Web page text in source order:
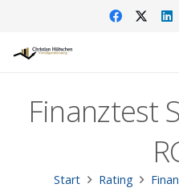
Finanztest
Start Rating